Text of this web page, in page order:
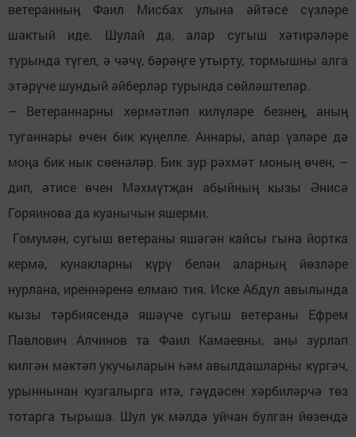
ветеранның Фаил Мисбах улына әйтәсе сүзләре
шактый иде. Шулай да, алар сугыш хәтирәләре
турында түгел, ә чәчү, бәрәңге утырту, тормышны алга
этәрүче шундый әйберләр турында сөйләштеләр.
– Ветераннарны хөрмәтләп килүләре безнең, аның
туганнары өчен бик күңелле. Аннары, алар үзләре дә
моңа бик нык сөенәләр. Бик зур рәхмәт моның өчен, –
дип, әтисе өчен Мәхмүтҗан абыйның кызы Әнисә
Горяинова да куанычын яшерми.
Гомумән, сугыш ветераны яшәгән кайсы гына йортка
кермә, кунакларны күрү белән аларның йөзләре
нурлана, иреннәренә елмаю тия. Иске Абдул авылында
кызы тәрбиясендә яшәүче сугыш ветераны Ефрем
Павлович Алчинов та Фаил Камаевны, аны зурлап
килгән мәктәп укучыларын һәм авылдашларны күргәч,
урыннынан кузгалырга итә, гәүдәсен хәрбиләрчә төз
тотарга тырыша. Шул ук мәлдә уйчан булган йөзендә